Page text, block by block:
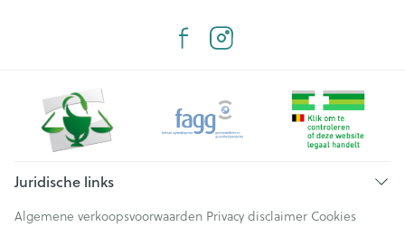
Juridische links
Algemene verkoopsvoorwaarden Privacy disclaimer Cookies